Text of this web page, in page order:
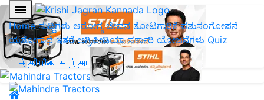
Home ಸುದ್ದಿಗಳು ಆರೋಗ್ಯ ಜೀವನ ತೋಟಗಾರಿಕೆಪಶುಸಂಗೋಪನೆ
ಯಶೋಗಾಥೆ ಇತರೆ ಅಗ್ರಿಪೀಡಿಯಾ ಸರ್ಕಾರಿ ಯೋಜನೆಗಳು Quiz
பத்திரிகை சந்தா